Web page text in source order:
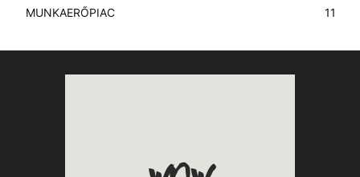
MUNKAERŐPIAC
11